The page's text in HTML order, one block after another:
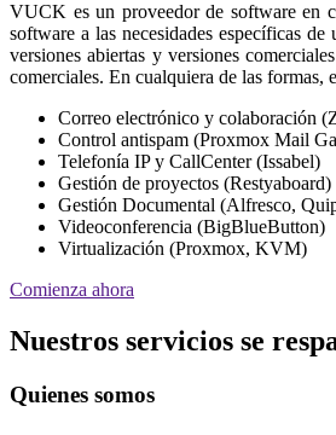
VUCK es un proveedor de software en
software a las necesidades específicas
versiones abiertas y versiones
comerciales. En cualquiera de las formas,
Correo electrónico y colaboración
Control antispam (Proxmox Mail
Telefonía IP y CallCenter (Issabel)
Gestión de proyectos (Restyaboard)
Gestión Documental (Alfresco,
Videoconferencia (BigBlueButton)
Virtualización (Proxmox, KVM)
Comienza ahora
Nuestros servicios se
Quienes somos